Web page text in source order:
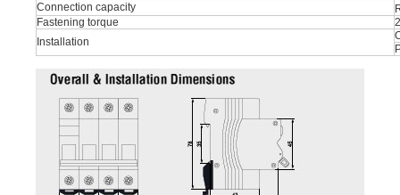
Connection capacity
Fastening torque
Installation